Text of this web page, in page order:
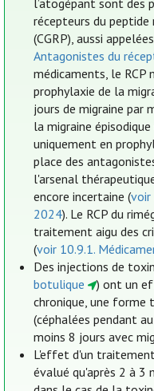
l’atogépant sont des
récepteurs du
(CGRP), aussi
Antagonistes du
médicaments, le
prophylaxie de la
jours de migraine par
la migraine
uniquement en
place des
l'arsenal
encore incertaine (voir
2024). Le RCP du
traitement aigu des
(voir 10.9.1.
Des injections de
botulique
) ont un
chronique, une forme
(céphalées pendant
moins 8 jours avec
L'effet d'un
évalué qu'après 2 à 3